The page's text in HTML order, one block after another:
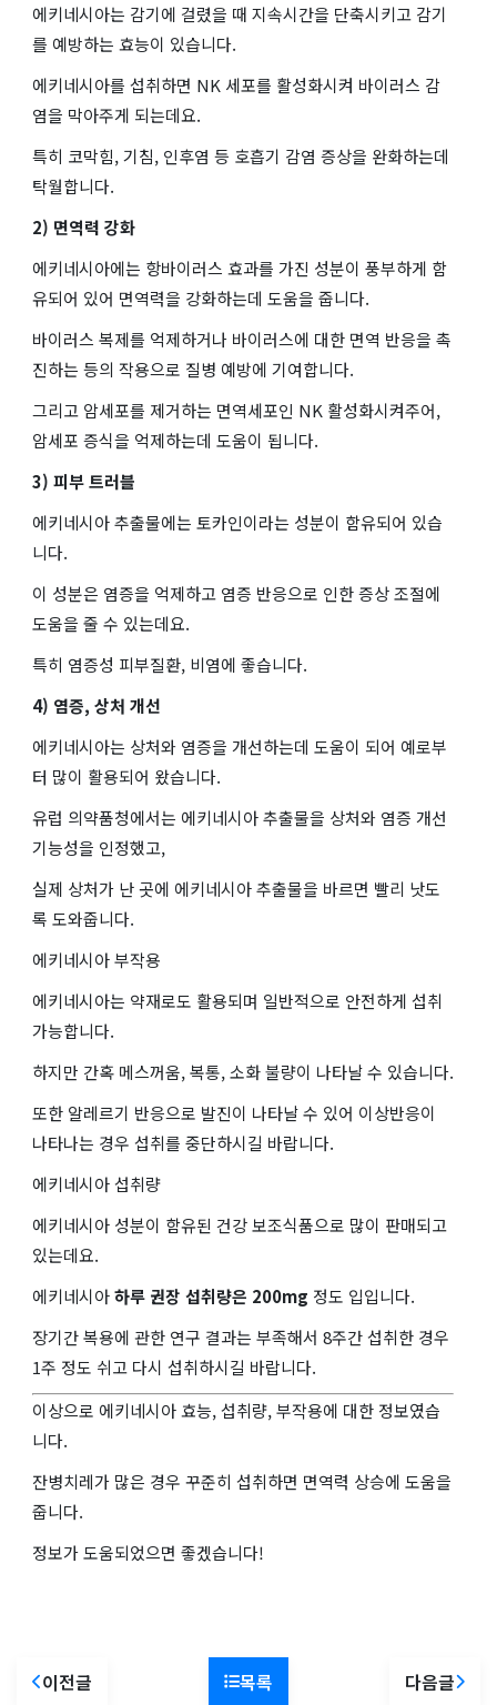
에키네시아는 감기에 걸렸을 때 지속시간을 단축시키고 감기
를 예방하는 효능이 있습니다.
에키네시아를 섭취하면 NK 세포를 활성화시켜 바이러스 감
염을 막아주게 되는데요.
특히 코막힘, 기침, 인후염 등 호흡기 감염 증상을 완화하는데
탁월합니다.
2) 면역력 강화
에키네시아에는 항바이러스 효과를 가진 성분이 풍부하게 함
유되어 있어 면역력을 강화하는데 도움을 줍니다.
바이러스 복제를 억제하거나 바이러스에 대한 면역 반응을 촉
진하는 등의 작용으로 질병 예방에 기여합니다.
그리고 암세포를 제거하는 면역세포인 NK 활성화시켜주어,
암세포 증식을 억제하는데 도움이 됩니다.
3) 피부 트러블
에키네시아 추출물에는 토카인이라는 성분이 함유되어 있습
니다.
이 성분은 염증을 억제하고 염증 반응으로 인한 증상 조절에
도움을 줄 수 있는데요.
특히 염증성 피부질환, 비염에 좋습니다.
4) 염증, 상처 개선
에키네시아는 상처와 염증을 개선하는데 도움이 되어 예로부
터 많이 활용되어 왔습니다.
유럽 의약품청에서는 에키네시아 추출물을 상처와 염증 개선
기능성을 인정했고,
실제 상처가 난 곳에 에키네시아 추출물을 바르면 빨리 낫도
록 도와줍니다.
에키네시아 부작용
에키네시아는 약재로도 활용되며 일반적으로 안전하게 섭취
가능합니다.
하지만 간혹 메스꺼움, 복통, 소화 불량이 나타날 수 있습니다.
또한 알레르기 반응으로 발진이 나타날 수 있어 이상반응이
나타나는 경우 섭취를 중단하시길 바랍니다.
에키네시아 섭취량
에키네시아 성분이 함유된 건강 보조식품으로 많이 판매되고
있는데요.
에키네시아하루 권장 섭취량은 200mg 정도 입입니다.
장기간 복용에 관한 연구 결과는 부족해서 8주간 섭취한 경우
1주 정도 쉬고 다시 섭취하시길 바랍니다.
이상으로 에키네시아 효능, 섭취량, 부작용에 대한 정보였습
니다.
잔병치레가 많은 경우 꾸준히 섭취하면 면역력 상승에 도움을
줍니다.
정보가 도움되었으면 좋겠습니다!
이전글 목록 다음글